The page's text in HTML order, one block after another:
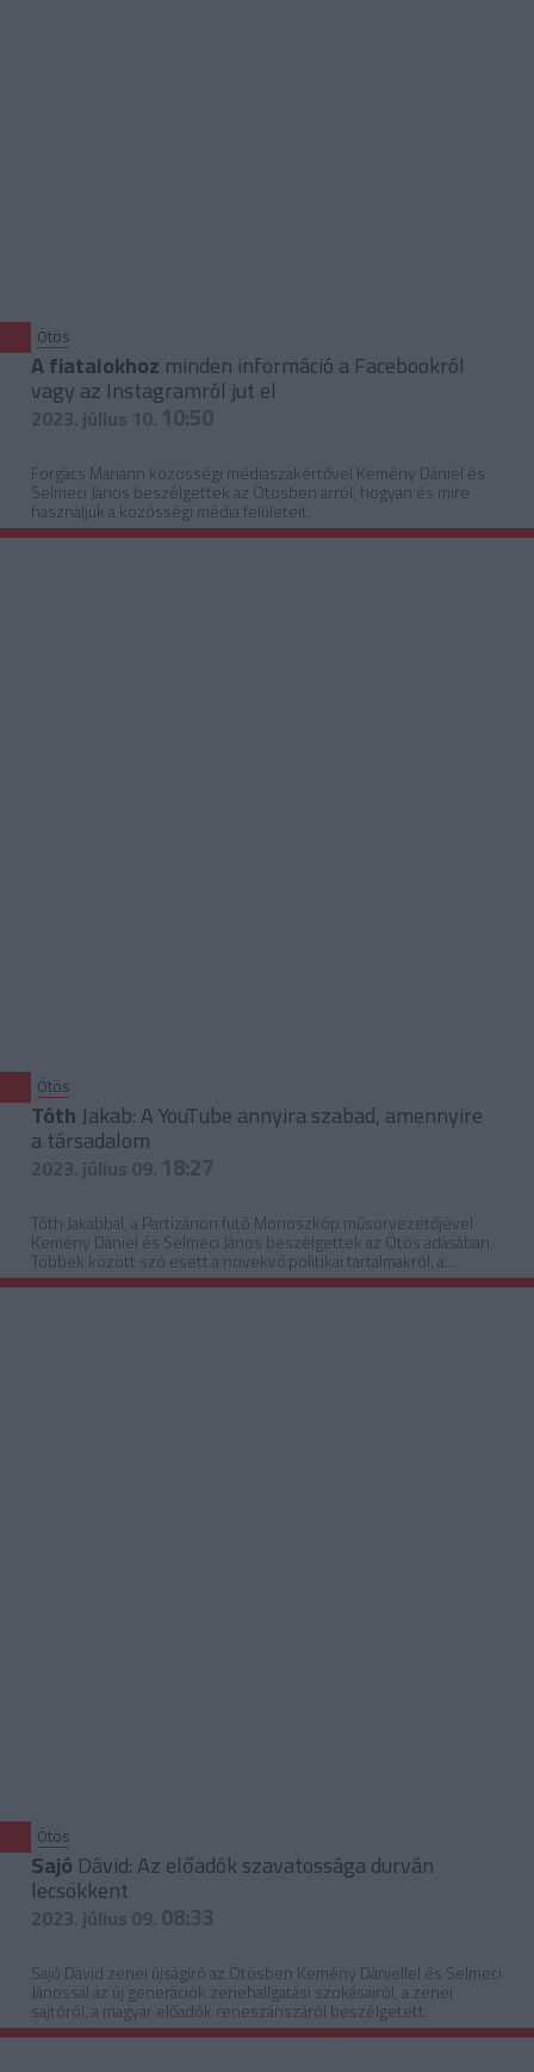
Ötös
A fiatalokhoz minden információ a Facebookról
vagy az Instagramról jut el
Forgács Mariann közösségi médiaszakértővel Kemény Dániel és
Selmeci János beszélgettek az Ötösben arról, hogyan és mire
használjuk a közösségi média felületeit.
Ötös
TóthJakab: A YouTube annyira szabad, amennyire
a társadalom
Tóth Jakabbal, a Partizánon futó Monoszkóp műsorvezetőjével
Kemény Dániel és Selmeci János beszélgettek az Ötös adásában.
Többek között szó esett a növekvő politikai tartalmakról, a
hosszabb, beszélgetős műsorok jövőjéről, és megfelelésről.
Ötös
Sajó Dávid: Az előadók szavatossága durván
lecsökkent
Sajó Dávid zenei újságíró az Ötösben Kemény Dániellel és Selmeci
Jánossal az új generációk zenehallgatási szokásairól, a zenei
sajtóról, a magyar előadók reneszánszáról beszélgetett.